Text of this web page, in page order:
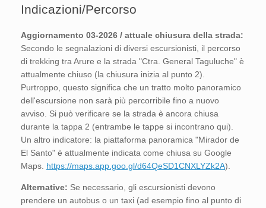
Indicazioni/Percorso
Aggiornamento 03-2026 / attuale chiusura della strada:
Secondo le segnalazioni di diversi escursionisti, il percorso
di trekking tra Arure e la strada "Ctra. General Taguluche" è
attualmente chiuso (la chiusura inizia al punto 2).
Purtroppo, questo significa che un tratto molto panoramico
dell'escursione non sarà più percorribile fino a nuovo
avviso. Si può verificare se la strada è ancora chiusa
durante la tappa 2 (entrambe le tappe si incontrano qui).
Un altro indicatore: la piattaforma panoramica "Mirador de
El Santo" è attualmente indicata come chiusa su Google
Maps. https://maps.app.goo.gl/d64QeSD1CNXLYZk2A).
Alternative: Se necessario, gli escursionisti devono
prendere un autobus o un taxi (ad esempio fino al punto di